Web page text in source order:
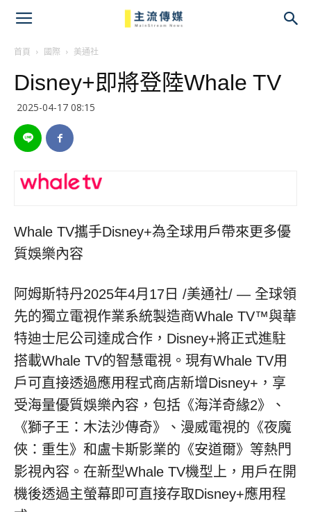
首頁 國際 美通社
Disney+即將登陸Whale TV
2025-04-17 08:15
Whale TV攜手Disney+為全球用戶帶來更多優
質娛樂內容
阿姆斯特丹2025年4月17日 /美通社/ — 全球領
先的獨立電視作業系統製造商Whale TV™與華
特迪士尼公司達成合作，Disney+將正式進駐
搭載Whale TV的智慧電視。現有Whale TV用
戶可直接透過應用程式商店新增Disney+，享
受海量優質娛樂內容，包括《海洋奇緣2》、
《獅子王：木法沙傳奇》、漫威電視的《夜魔
俠：重生》和盧卡斯影業的《安道爾》等熱門
影視內容。在新型Whale TV機型上，用戶在開
機後透過主螢幕即可直接存取Disney+應用程